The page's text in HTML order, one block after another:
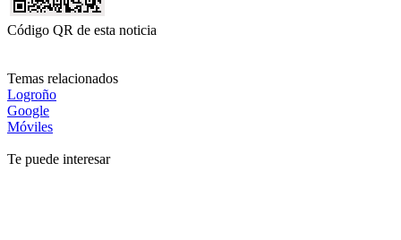
Código QR de esta noticia
Temas relacionados
Logroño
Google
Móviles
Te puede interesar